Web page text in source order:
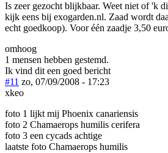
Is zeer gezocht blijkbaar. Weet niet of 'k
kijk eens bij exogarden.nl. Zaad wordt
echt goedkoop). Voor één zaadje 3,50
omhoog
1 mensen hebben gestemd.
Ik vind dit een goed bericht
#11 zo, 07/09/2008 - 17:23
xkeo
foto 1 lijkt mij Phoenix canariensis
foto 2 Chamaerops humilis cerifera
foto 3 een cycads achtige
laatste foto Chamaerops humilis